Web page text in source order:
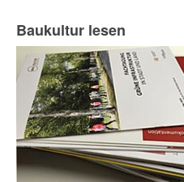
Baukultur lesen